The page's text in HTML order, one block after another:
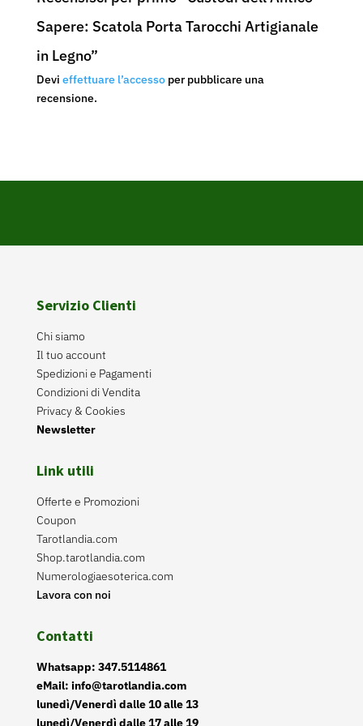
Sapere: Scatola Porta Tarocchi Artigianale
in Legno”
Devi effettuare l’accessoper pubblicare una
recensione.
Servizio Clienti
Chi siamo
Il tuo account
Spedizioni e Pagamenti
Condizioni di Vendita
Privacy & Cookies
Newsletter
Link utili
Offerte e Promozioni
Coupon
Tarotlandia.com
Shop.tarotlandia.com
Numerologiaesoterica.com
Lavora con noi
Contatti
Whatsapp: 347.5114861
eMail: info@tarotlandia.com
lunedì/Venerdì dalle 10 alle 13
lunedì/Venerdì dalle 17 alle 19